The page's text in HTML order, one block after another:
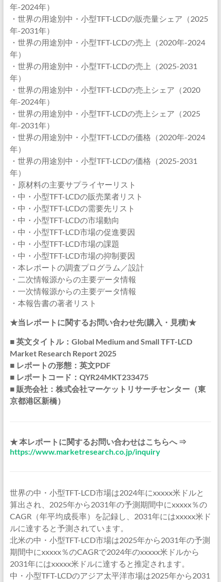
年-2024年）
・世界の用途別中・小型TFT-LCDの販売量シェア（2025
年-2031年）
・世界の用途別中・小型TFT-LCDの売上（2020年-2024
年）
・世界の用途別中・小型TFT-LCDの売上（2025-2031
年）
・世界の用途別中・小型TFT-LCDの売上シェア（2020
年-2024年）
・世界の用途別中・小型TFT-LCDの売上シェア（2025
年-2031年）
・世界の用途別中・小型TFT-LCDの価格（2020年-2024
年）
・世界の用途別中・小型TFT-LCDの価格（2025-2031
年）
・原材料の主要サプライヤーリスト
・中・小型TFT-LCDの販売業者リスト
・中・小型TFT-LCDの需要先リスト
・中・小型TFT-LCDの市場動向
・中・小型TFT-LCD市場の促進要因
・中・小型TFT-LCD市場の課題
・中・小型TFT-LCD市場の抑制要因
・本レポートの調査プログラム／設計
・二次情報源からの主要データ情報
・一次情報源からの主要データ情報
・本報告書の著者リスト
★当レポートに関するお問い合わせ先(購入・見積)★
■ 英文タイトル：Global Medium and Small TFT-LCD
Market Research Report 2025
■ レポートの形態：英文PDF
■ レポートコード：QYR24MKT233475
■ 販売会社：株式会社マーケットリサーチセンター（東
京都港区新橋）
★ 本レポートに関するお問い合わせはこちらへ ⇒
https://www.marketresearch.co.jp/inquiry
世界の中・小型TFT-LCD市場は2024年にxxxxx米ドルと
算出され、2025年から2031年の予測期間中にxxxxx％の
CAGR（年平均成長率）を記録し、2031年にはxxxxx米ド
ルに達すると予測されています。
北米の中・小型TFT-LCD市場は2025年から2031年の予測
期間中にxxxxx％のCAGRで2024年のxxxxx米ドルから
2031年にはxxxxx米ドルに達すると推定されます。
中・小型TFT-LCDのアジア太平洋市場は2025年から2031